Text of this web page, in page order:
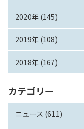
2020年 (145)
2019年 (108)
2018年 (167)
カテゴリー
ニュース (611)